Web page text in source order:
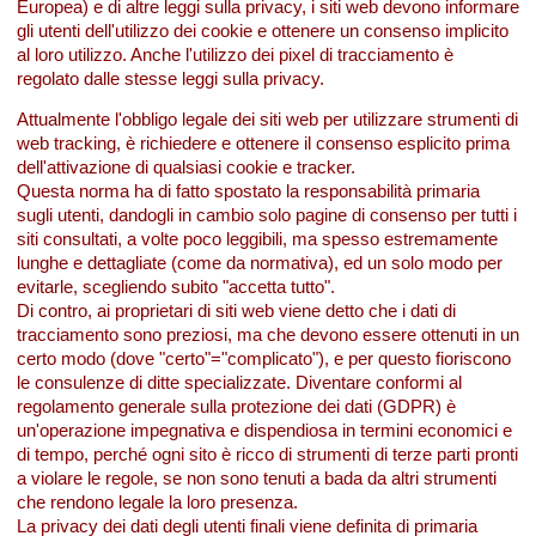
Europea) e di altre leggi sulla privacy, i siti web devono informare
gli utenti dell'utilizzo dei cookie e ottenere un consenso implicito
al loro utilizzo. Anche l'utilizzo dei pixel di tracciamento è
regolato dalle stesse leggi sulla privacy.
Attualmente l'obbligo legale dei siti web per utilizzare strumenti di
web tracking, è richiedere e ottenere il consenso esplicito prima
dell'attivazione di qualsiasi cookie e tracker.
Questa norma ha di fatto spostato la responsabilità primaria
sugli utenti, dandogli in cambio solo pagine di consenso per tutti i
siti consultati, a volte poco leggibili, ma spesso estremamente
lunghe e dettagliate (come da normativa), ed un solo modo per
evitarle, scegliendo subito "accetta tutto".
Di contro, ai proprietari di siti web viene detto che i dati di
tracciamento sono preziosi, ma che devono essere ottenuti in un
certo modo (dove "certo"="complicato"), e per questo fioriscono
le consulenze di ditte specializzate. Diventare conformi al
regolamento generale sulla protezione dei dati (GDPR) è
un'operazione impegnativa e dispendiosa in termini economici e
di tempo, perché ogni sito è ricco di strumenti di terze parti pronti
a violare le regole, se non sono tenuti a bada da altri strumenti
che rendono legale la loro presenza.
La privacy dei dati degli utenti finali viene definita di primaria